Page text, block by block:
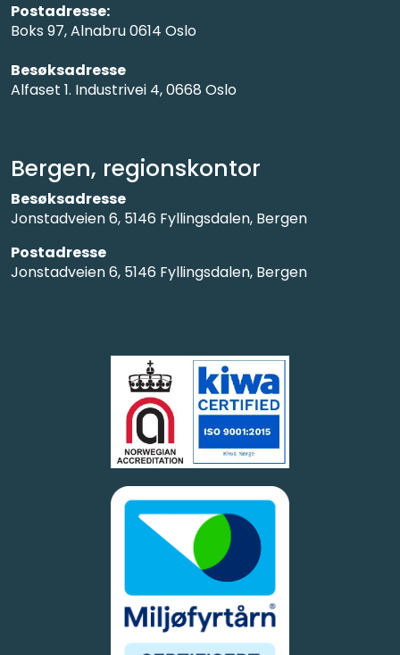
Bergen, regionskontor
Besøksadresse
Jonstadveien 6, 5146 Fyllingsdalen, Bergen
Postadresse
Jonstadveien 6, 5146 Fyllingsdalen, Bergen
Postadresse:
Boks 97, Alnabru 0614 Oslo
Besøksadresse
Alfaset 1. Industrivei 4, 0668 Oslo